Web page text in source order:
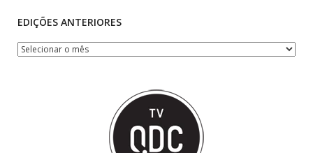
EDIÇÕES ANTERIORES